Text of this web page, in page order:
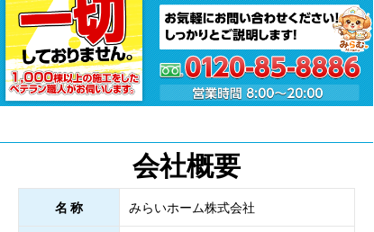
会社概要
名 称 みらいホーム株式会社